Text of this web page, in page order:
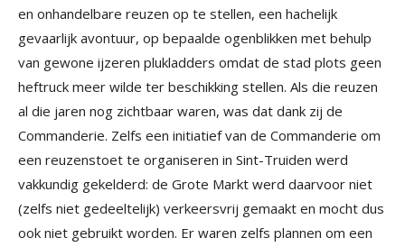
en onhandelbare reuzen op te stellen, een hachelijk
gevaarlijk avontuur, op bepaalde ogenblikken met behulp
van gewone ijzeren plukladders omdat de stad plots geen
heftruck meer wilde ter beschikking stellen. Als die reuzen
al die jaren nog zichtbaar waren, was dat dank zij de
Commanderie. Zelfs een initiatief van de Commanderie om
een reuzenstoet te organiseren in Sint-Truiden werd
vakkundig gekelderd: de Grote Markt werd daarvoor niet
(zelfs niet gedeeltelijk) verkeersvrij gemaakt en mocht dus
ook niet gebruikt worden. Er waren zelfs plannen om een